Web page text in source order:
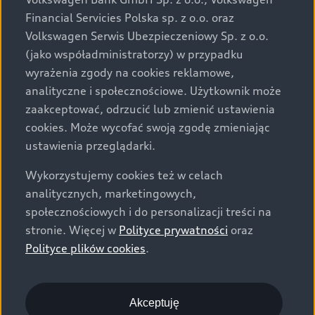
za dopłatą. Wiążące ustalenie ceny, wyposażenia i
specyfikacji pojazdu następują w umowie sprzedaży, a
określenie parametrów technicznych zawiera
świadectwo homologacji typu pojazdu. Zastrzegamy
sobie prawo do zmian i pomyłek. Wszelkie informacje
prezentowane na stronie są aktualne na dzień ich
zamieszczania. W celu uzyskania najnowszych
informacji prosimy kontaktować się z Partnerem Marki
Audi.
Wszystkie produkowane obecnie samochody marki Audi
są wykonywane z materiałów spełniających pod
względem możliwości odzysku i recyklingu wymagania
określone w normie ISO 22628 i są zgodne z
europejskimi świadectwami homologacji wydanymi wg
o.o. podlega obowiązkowi zapewnienia wszystkim
użytkownikom samochodów marki Volkswagen sieci
Financial Servicies Polska sp. z o.o. oraz
Volkswagen Serwis Ubezpieczeniowy Sp. z o.o.
(jako współadministratorzy) w przypadku
wyrażenia zgody na cookies reklamowe,
analityczne i społecznościowe. Użytkownik może
zaakceptować, odrzucić lub zmienić ustawienia
cookies. Może wycofać swoją zgodę zmieniając
ustawienia przeglądarki.
Wykorzystujemy cookies też w celach
analitycznych, marketingowych,
społecznościowych i do personalizacji treści na
stronie. Więcej w Polityce prywatności oraz
Polityce plików cookies.
Akceptuję